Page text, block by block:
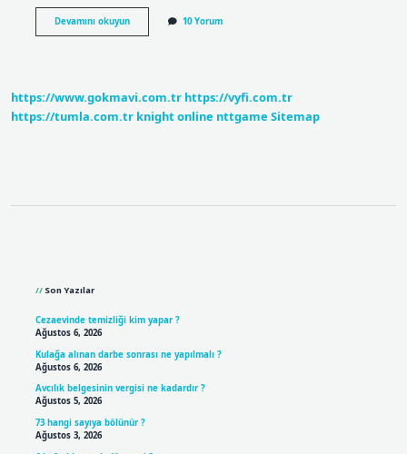
Devamını okuyunBursa
Setbaşı
10 Yorum
https://www.gokmavi.com.tr https://vyfi.com.tr
https://tumla.com.tr knight online nttgame Sitemap
Son Yazılar
Cezaevinde temizliği kim yapar ?
Ağustos 6, 2026
Kulağa alınan darbe sonrası ne yapılmalı ?
Ağustos 6, 2026
Avcılık belgesinin vergisi ne kadardır ?
Ağustos 5, 2026
73 hangi sayıya bölünür ?
Ağustos 3, 2026